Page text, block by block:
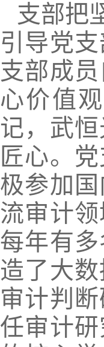
支部把
引导党
支部成
心价值
记，武
匠心。
极参加
流审计
每年有
造了大
审计判
任审计